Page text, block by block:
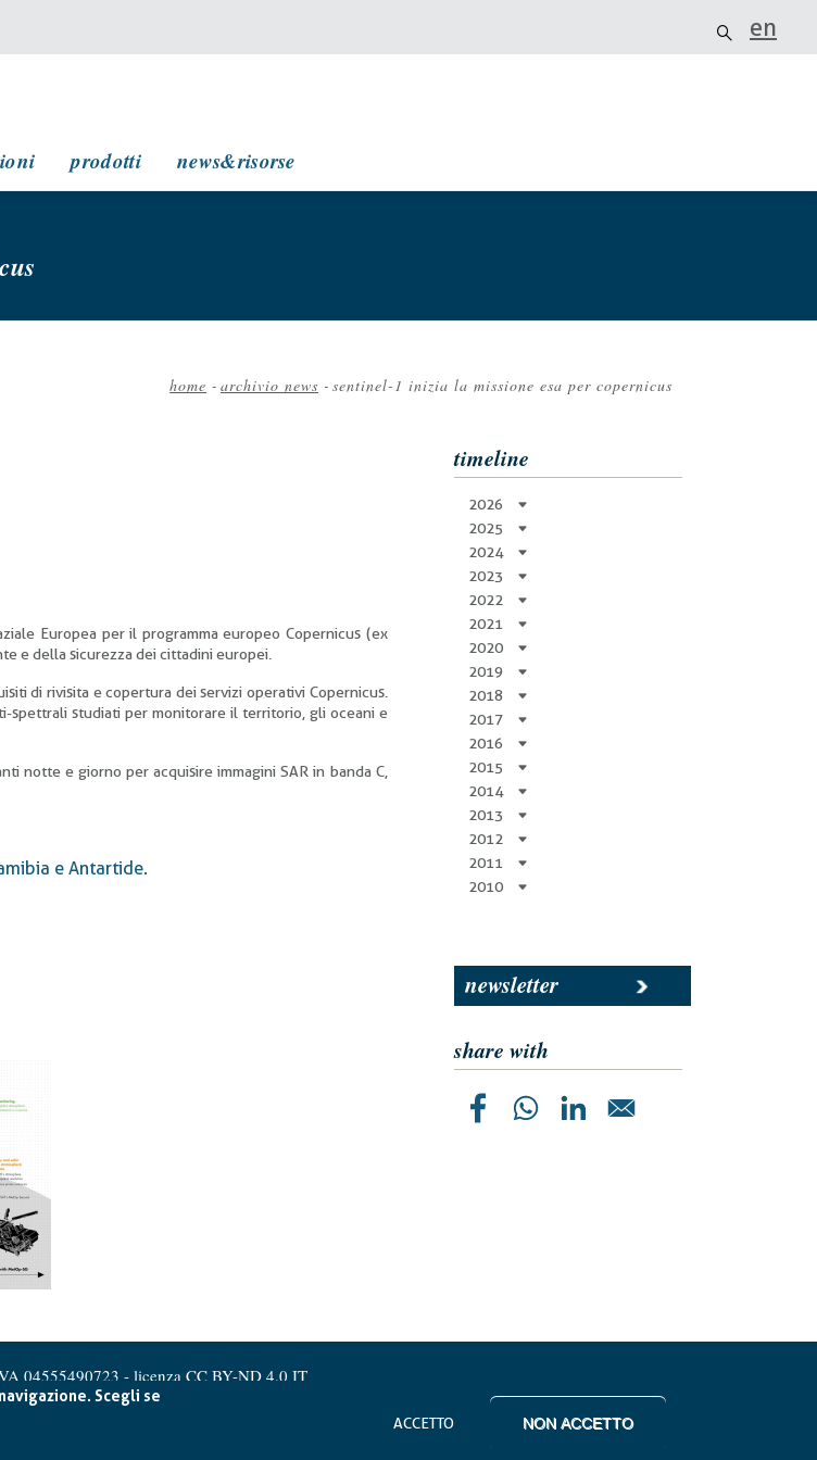
Scegli se
ACCETTO NON ACCETTO
en
prodotti news&risorse
home - archivio news - sentinel-1 inizia la missione esa per copernicus
Europea per il programma europeo Copernicus (ex
e della sicurezza dei cittadini europei.
di rivisita e copertura dei servizi operativi Copernicus.
spettrali studiati per monitorare il territorio, gli oceani e
notte e giorno per acquisire immagini SAR in banda C,
e Antartide.
timeline
2026
2025
2024
2023
2022
2021
2020
2019
2018
2017
2016
2015
2014
2013
2012
2011
2010
newsletter
share with
04555490723 -licenza CC BY-ND 4.0 IT